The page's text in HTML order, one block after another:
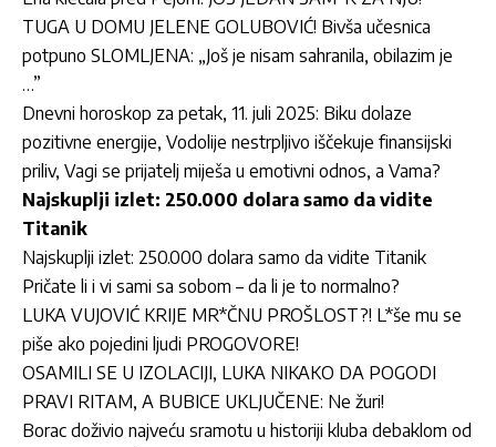
TUGA U DOMU JELENE GOLUBOVIĆ! Bivša učesnica
potpuno SLOMLJENA: „Još je nisam sahranila, obilazim je
…”
Dnevni horoskop za petak, 11. juli 2025: Biku dolaze
pozitivne energije, Vodolije nestrpljivo iščekuje finansijski
priliv, Vagi se prijatelj miješa u emotivni odnos, a Vama?
Najskuplji izlet: 250.000 dolara samo da vidite
Titanik
Najskuplji izlet: 250.000 dolara samo da vidite Titanik
Pričate li i vi sami sa sobom – da li je to normalno?
LUKA VUJOVIĆ KRIJE MR*ČNU PROŠLOST?! L*še mu se
piše ako pojedini ljudi PROGOVORE!
OSAMILI SE U IZOLACIJI, LUKA NIKAKO DA POGODI
PRAVI RITAM, A BUBICE UKLJUČENE: Ne žuri!
Borac doživio najveću sramotu u historiji kluba debaklom od